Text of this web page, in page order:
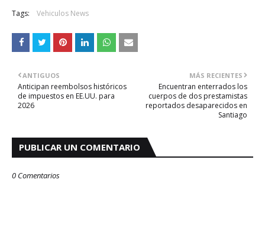
Tags: Vehiculos News
MÁS RECIENTES
Encuentran enterrados los
cuerpos de dos prestamistas
reportados desaparecidos en
Santiago
ANTIGUOS
Anticipan reembolsos históricos
de impuestos en EE.UU. para
2026
PUBLICAR UN COMENTARIO
0 Comentarios